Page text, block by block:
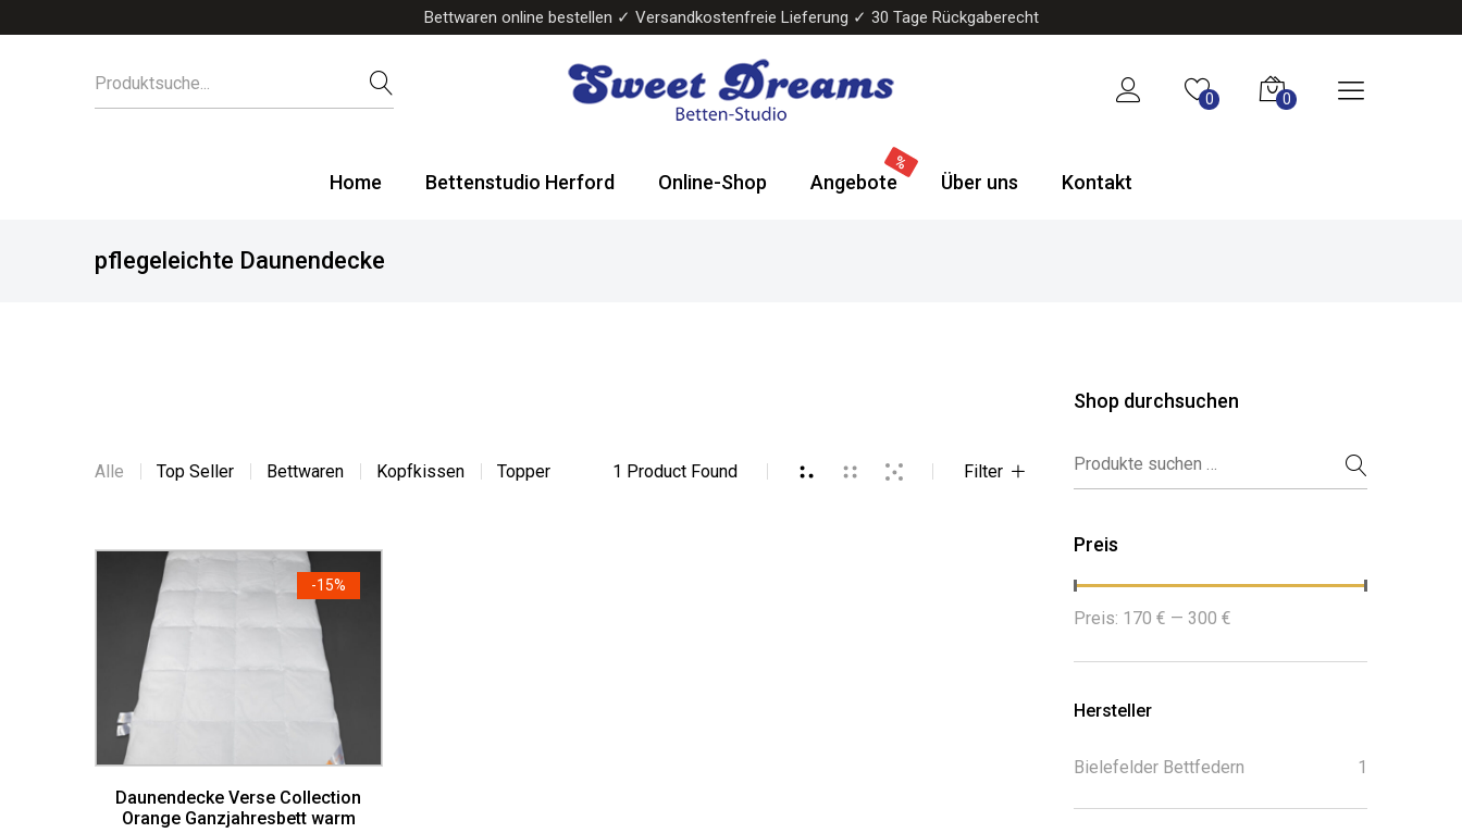
Bettwaren online bestellen ✓ Versandkostenfreie Lieferung ✓ 30 Tage Rückgaberecht
Bettenstudio
Boxspringbetten
0 0
Home Bettenstudio Herford Online-Shop Angebote Über uns Kontakt
pflegeleichte Daunendecke
Alle Top Seller Bettwaren Kopfkissen Topper 1 Product Found Filter
-15%
Daunendecke Verse Collection
Orange Ganzjahresbett warm
Shop durchsuchen
Suchen nach:
Preis
Min.
Preis
Max.
Preis
Preis: 170 € — 300 €
Hersteller
Bielefelder Bettfedern 1